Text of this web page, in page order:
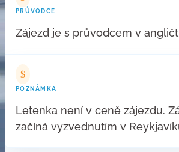
PRŮVODCE
Zájezd je s průvodcem v
$
POZNÁMKA
Letenka není v ceně zájezdu.
začíná vyzvednutím v